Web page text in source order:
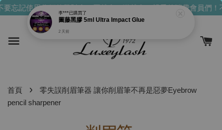
忘記使用你們的發財金！買越多，送越多！親愛的消費會員們！
首頁 ›
零失誤削眉筆器 讓你削眉筆不再是惡夢Eyebrow
pencil sharpener
李***已購買了
圖藤黑膠 5ml Ultra Impact Glue
2 天前